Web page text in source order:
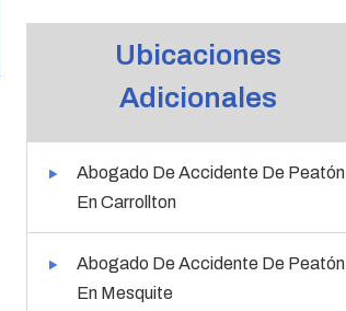
Ubicaciones
Adicionales
Abogado De Accidente De Peatón
En Carrollton
Abogado De Accidente De Peatón
En Mesquite